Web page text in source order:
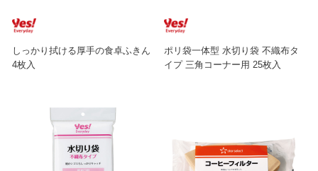
しっかり拭ける厚手の食卓ふきん
4枚入
ポリ袋一体型 水切り袋 不織布タ
イプ 三角コーナー用 25枚入